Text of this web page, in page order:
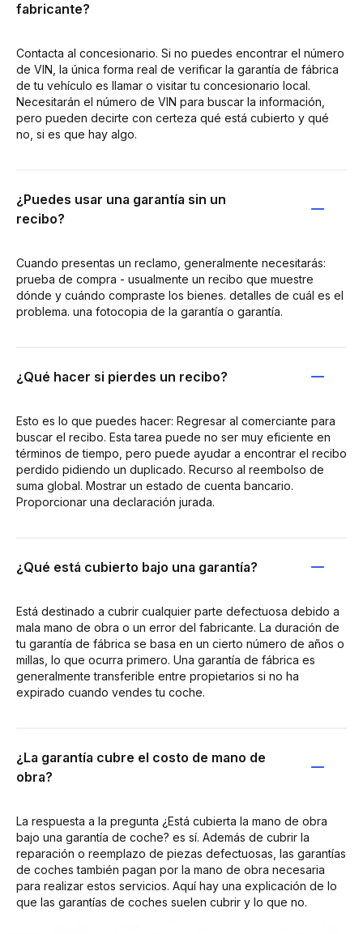
fabricante?
Contacta al concesionario. Si no puedes encontrar el número
de VIN, la única forma real de verificar la garantía de fábrica
de tu vehículo es llamar o visitar tu concesionario local.
Necesitarán el número de VIN para buscar la información,
pero pueden decirte con certeza qué está cubierto y qué
no, si es que hay algo.
¿Puedes usar una garantía sin un
recibo?
Cuando presentas un reclamo, generalmente necesitarás:
prueba de compra - usualmente un recibo que muestre
dónde y cuándo compraste los bienes. detalles de cuál es el
problema. una fotocopia de la garantía o garantía.
¿Qué hacer si pierdes un recibo?
Esto es lo que puedes hacer: Regresar al comerciante para
buscar el recibo. Esta tarea puede no ser muy eficiente en
términos de tiempo, pero puede ayudar a encontrar el recibo
perdido pidiendo un duplicado. Recurso al reembolso de
suma global. Mostrar un estado de cuenta bancario.
Proporcionar una declaración jurada.
¿Qué está cubierto bajo una garantía?
Está destinado a cubrir cualquier parte defectuosa debido a
mala mano de obra o un error del fabricante. La duración de
tu garantía de fábrica se basa en un cierto número de años o
millas, lo que ocurra primero. Una garantía de fábrica es
generalmente transferible entre propietarios si no ha
expirado cuando vendes tu coche.
¿La garantía cubre el costo de mano de
obra?
La respuesta a la pregunta ¿Está cubierta la mano de obra
bajo una garantía de coche? es sí. Además de cubrir la
reparación o reemplazo de piezas defectuosas, las garantías
de coches también pagan por la mano de obra necesaria
para realizar estos servicios. Aquí hay una explicación de lo
que las garantías de coches suelen cubrir y lo que no.